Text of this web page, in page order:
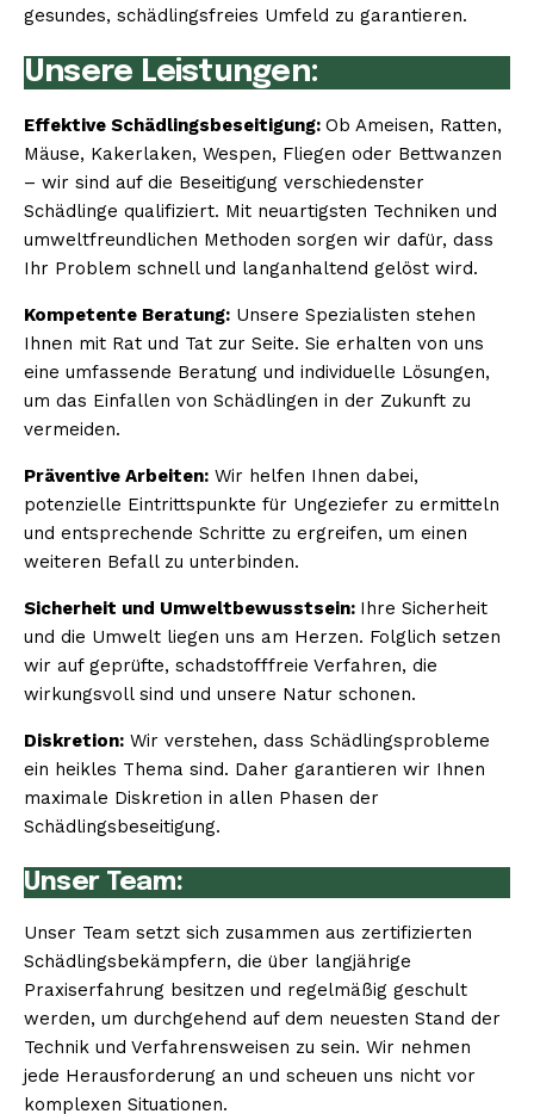
gesundes, schädlingsfreies Umfeld zu garantieren.
Unsere Leistungen:
Effektive Schädlingsbeseitigung: Ob Ameisen, Ratten,
Mäuse, Kakerlaken, Wespen, Fliegen oder Bettwanzen
– wir sind auf die Beseitigung verschiedenster
Schädlinge qualifiziert. Mit neuartigsten Techniken und
umweltfreundlichen Methoden sorgen wir dafür, dass
Ihr Problem schnell und langanhaltend gelöst wird.
Kompetente Beratung: Unsere Spezialisten stehen
Ihnen mit Rat und Tat zur Seite. Sie erhalten von uns
eine umfassende Beratung und individuelle Lösungen,
um das Einfallen von Schädlingen in der Zukunft zu
vermeiden.
Präventive Arbeiten: Wir helfen Ihnen dabei,
potenzielle Eintrittspunkte für Ungeziefer zu ermitteln
und entsprechende Schritte zu ergreifen, um einen
weiteren Befall zu unterbinden.
Sicherheit und Umweltbewusstsein: Ihre Sicherheit
und die Umwelt liegen uns am Herzen. Folglich setzen
wir auf geprüfte, schadstofffreie Verfahren, die
wirkungsvoll sind und unsere Natur schonen.
Diskretion: Wir verstehen, dass Schädlingsprobleme
ein heikles Thema sind. Daher garantieren wir Ihnen
maximale Diskretion in allen Phasen der
Schädlingsbeseitigung.
Unser Team:
Unser Team setzt sich zusammen aus zertifizierten
Schädlingsbekämpfern, die über langjährige
Praxiserfahrung besitzen und regelmäßig geschult
werden, um durchgehend auf dem neuesten Stand der
Technik und Verfahrensweisen zu sein. Wir nehmen
jede Herausforderung an und scheuen uns nicht vor
komplexen Situationen.